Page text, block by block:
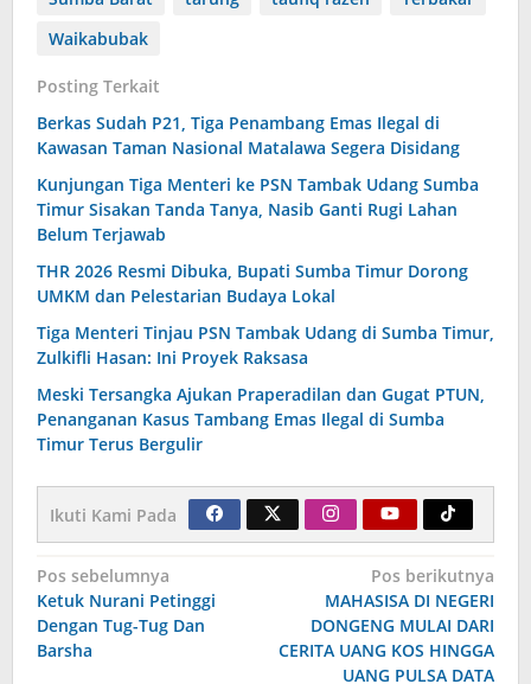
Waikabubak
Posting Terkait
Berkas Sudah P21, Tiga Penambang Emas Ilegal di
Kawasan Taman Nasional Matalawa Segera Disidang
Kunjungan Tiga Menteri ke PSN Tambak Udang Sumba
Timur Sisakan Tanda Tanya, Nasib Ganti Rugi Lahan
Belum Terjawab
THR 2026 Resmi Dibuka, Bupati Sumba Timur Dorong
UMKM dan Pelestarian Budaya Lokal
Tiga Menteri Tinjau PSN Tambak Udang di Sumba Timur,
Zulkifli Hasan: Ini Proyek Raksasa
Meski Tersangka Ajukan Praperadilan dan Gugat PTUN,
Penanganan Kasus Tambang Emas Ilegal di Sumba
Timur Terus Bergulir
Ikuti Kami Pada
Navigasi
pos
Pos sebelumnya
Ketuk Nurani Petinggi
Dengan Tug-Tug Dan
Barsha
Pos berikutnya
MAHASISA DI NEGERI
DONGENG MULAI DARI
CERITA UANG KOS HINGGA
UANG PULSA DATA